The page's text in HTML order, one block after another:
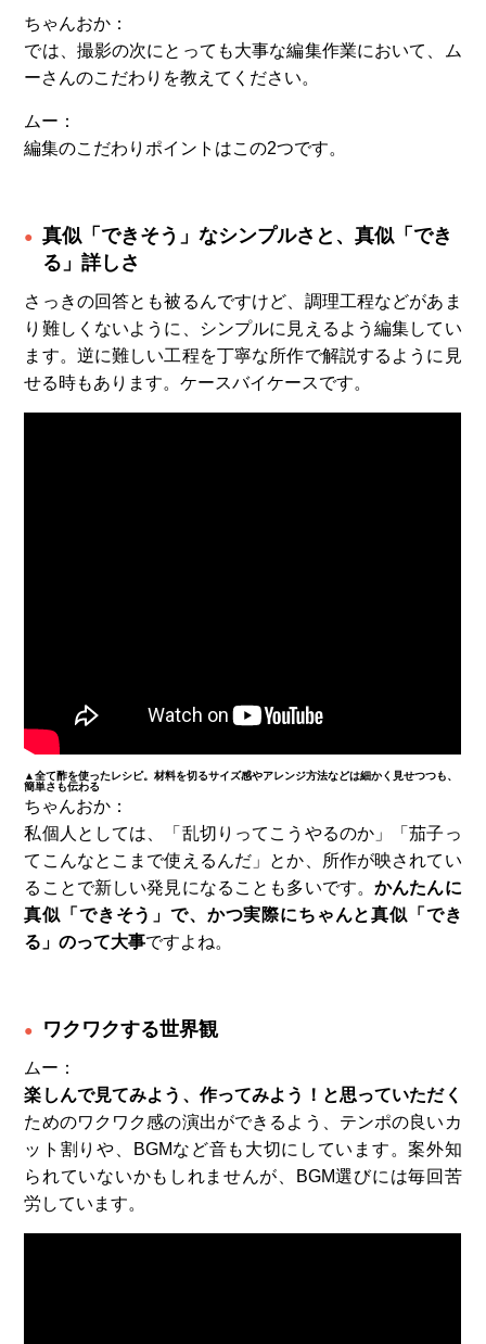
ちゃんおか：
では、撮影の次にとっても大事な編集作業において、ム
ーさんのこだわりを教えてください。
ムー：
編集のこだわりポイントはこの2つです。
真似「できそう」なシンプルさと、真似「でき
る」詳しさ
さっきの回答とも被るんですけど、調理工程などがあま
り難しくないように、シンプルに見えるよう編集してい
ます。逆に難しい工程を丁寧な所作で解説するように見
せる時もあります。ケースバイケースです。
▲全て酢を使ったレシピ。材料を切るサイズ感やアレンジ方法などは細かく見せつつも、
簡単さも伝わる
ちゃんおか：
私個人としては、「乱切りってこうやるのか」「茄子っ
てこんなとこまで使えるんだ」とか、所作が映されてい
ることで新しい発見になることも多いです。かんたんに
真似「できそう」で、かつ実際にちゃんと真似「でき
る」のって大事ですよね。
ワクワクする世界観
ムー：
楽しんで見てみよう、作ってみよう！と思っていただく
ためのワクワク感の演出ができるよう、テンポの良いカ
ット割りや、BGMなど音も大切にしています。案外知
られていないかもしれませんが、BGM選びには毎回苦
労しています。